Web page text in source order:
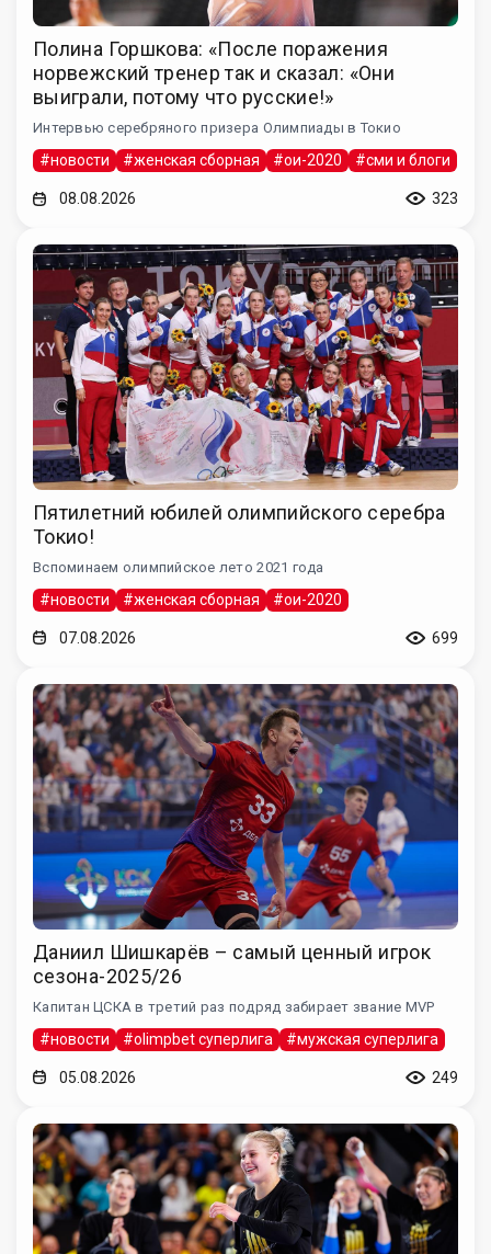
Полина Горшкова: «После поражения
норвежский тренер так и сказал: «Они
выиграли, потому что русские!»
Интервью серебряного призера Олимпиады в Токио
#новости #женская сборная #ои-2020 #сми и блоги
08.08.2026 323
Пятилетний юбилей олимпийского серебра
Токио!
Вспоминаем олимпийское лето 2021 года
#новости #женская сборная #ои-2020
07.08.2026 699
Даниил Шишкарёв – самый ценный игрок
сезона-2025/26
Капитан ЦСКА в третий раз подряд забирает звание MVP
#новости #olimpbet суперлига #мужская суперлига
05.08.2026 249